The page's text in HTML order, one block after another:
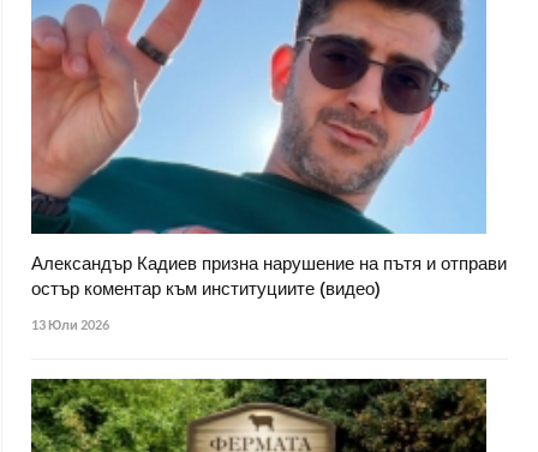
Александър Кадиев призна нарушение на пътя и отправи
остър коментар към институциите (видео)
13 Юли 2026